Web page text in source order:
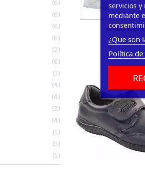
servicios
mediante
¿Que son
Política
24,00 €
6
6
6
6
2
6
3
4
4
2
4
1
3
1